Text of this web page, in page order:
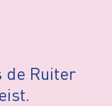
de Ruiter